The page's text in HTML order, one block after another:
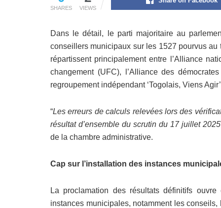
SHARES VIEWS
Dans le détail, le parti majoritaire au
conseillers municipaux sur les 1527 pourvus
répartissent principalement entre l’Alliance
changement (UFC), l’Alliance des
regroupement indépendant ‘Togolais, Viens
“Les erreurs de calculs relevées lors des
résultat d’ensemble du scrutin du 17 juillet 2025
de la chambre administrative.
Cap sur l’installation des instances
La proclamation des résultats définitifs
instances municipales, notamment les